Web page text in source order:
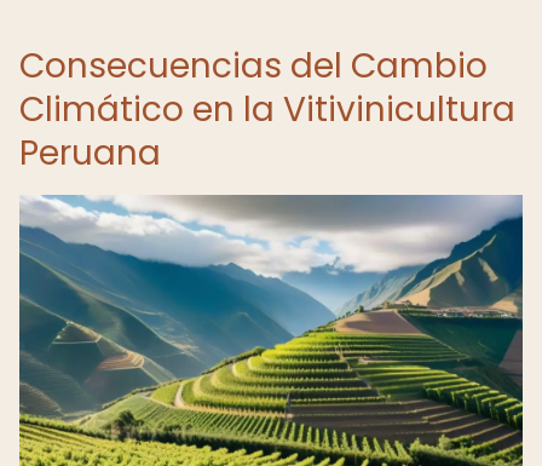
Consecuencias del Cambio
Climático en la Vitivinicultura
Peruana